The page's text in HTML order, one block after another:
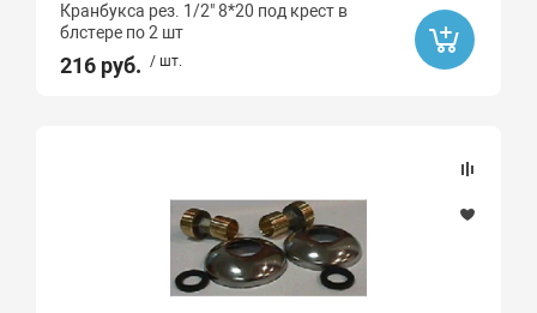
Кранбукса рез. 1/2" 8*20 под крест в
блстере по 2 шт
216 руб. / шт.